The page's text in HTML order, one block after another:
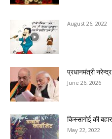
August 26, 2022
प्रधानमंत्री
June 26, 2026
किस्सागोई की
May 22, 2022